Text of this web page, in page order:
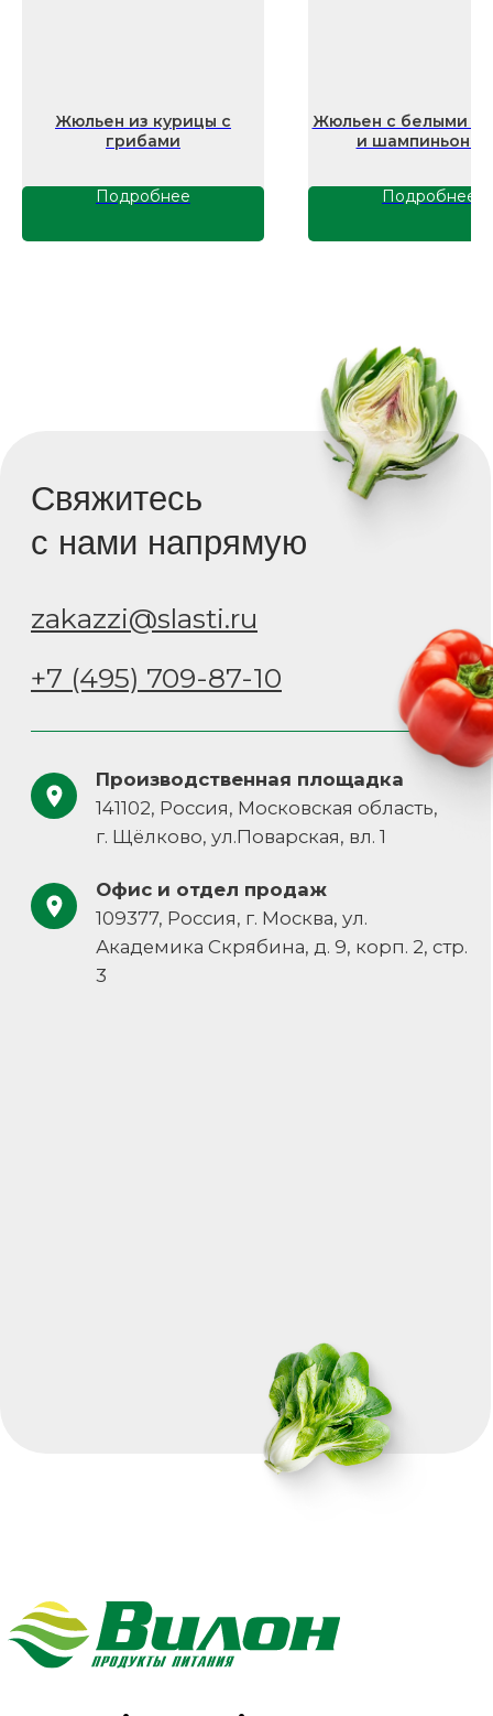
Жюльен из курицы с
грибами
Подробнее
Жюльен с белыми
и
Подробнее
Офис и отдел продаж
+7 (495) 709-87-10
Документы
О компании
Наши решения
Контакты
zakazzi@slasti.ru